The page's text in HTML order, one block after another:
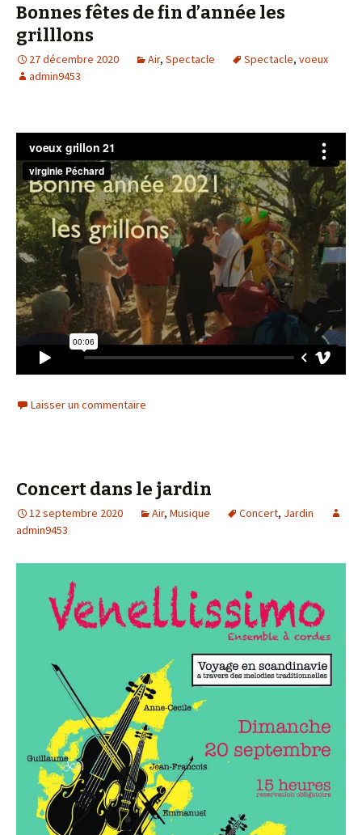
Bonnes fêtes de fin d’année les
grilllons
27 décembre 2020 Air, Spectacle Spectacle, voeux
admin9453
Laisser un commentaire
Concert dans le jardin
12 septembre 2020 Air, Musique Concert, Jardin
admin9453